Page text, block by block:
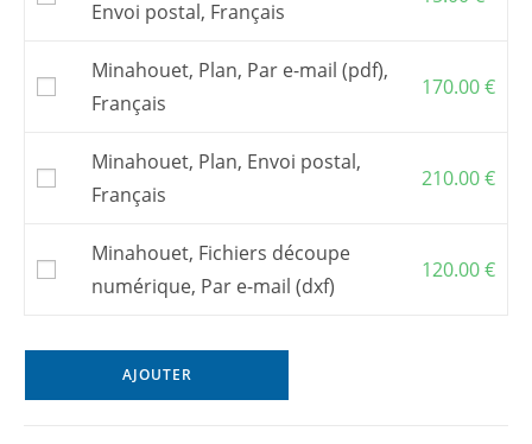
Ce bateau ne peut être construit qu’avec
Pour commander unkit , s’adresser à l’un de
mespartenaires
de découpe numériquepour faire découper
le kit (version clin seulement) par une
entreprise de votre choix.
Les frais postaux et la TVA, si elle s’applique,
sont inclus dans les prix affichés.
Envoi postal, Français
Minahouet, Plan, Par e-mail (pdf),
Français
170.00€
Minahouet, Plan, Envoi postal,
Français
210.00€
Minahouet, Fichiers découpe
numérique, Par e-mail (dxf)
120.00€
AJOUTER